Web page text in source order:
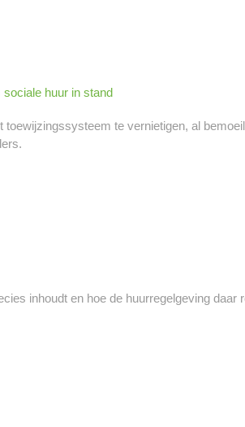
huur in stand
toewijzingssysteem te vernietigen, al
inhoudt en hoe de huurregelgeving